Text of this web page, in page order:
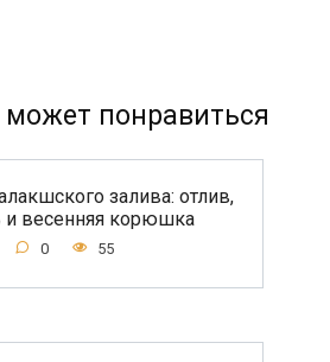
понравиться
залива: отлив,
и весенняя корюшка
0 55